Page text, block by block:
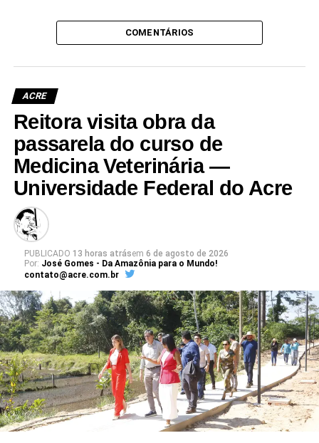
COMENTÁRIOS
ACRE
Reitora visita obra da
passarela do curso de
Medicina Veterinária —
Universidade Federal do Acre
PUBLICADO 13 horas atrásem 6 de agosto de 2026
Por: José Gomes - Da Amazônia para o Mundo!
contato@acre.com.br